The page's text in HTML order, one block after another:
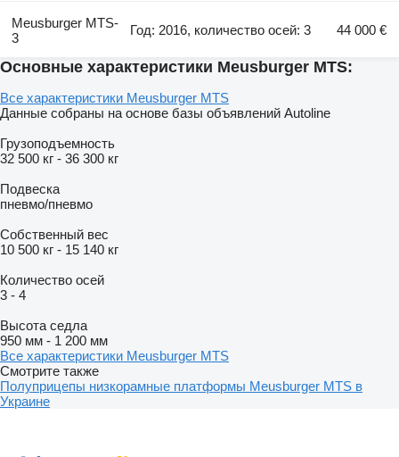
Meusburger MTS-
3
Год: 2016, количество осей: 3 44 000 €
Основные характеристики Meusburger MTS:
Все характеристики Meusburger MTS
Данные собраны на основе базы объявлений Autoline
Грузоподъемность
32 500 кг - 36 300 кг
Подвеска
пневмо/пневмо
Собственный вес
10 500 кг - 15 140 кг
Количество осей
3 - 4
Высота седла
950 мм - 1 200 мм
Все характеристики Meusburger MTS
Смотрите также
Полуприцепы низкорамные платформы Meusburger MTS в
Украине